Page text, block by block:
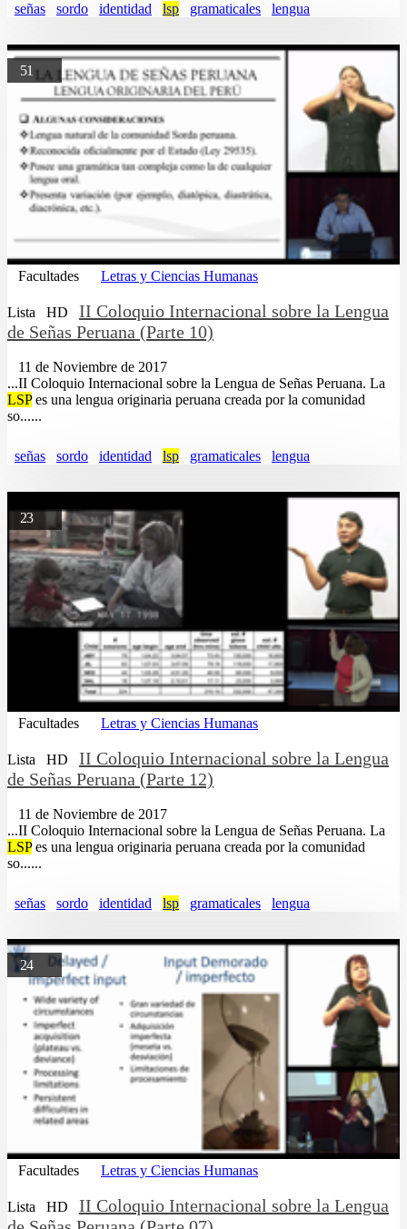
señas sordo identidad lsp gramaticales lengua
51
Facultades Letras y Ciencias Humanas
Lista HD
II Coloquio Internacional sobre la Lengua
de Señas Peruana (Parte 10)
11 de Noviembre de 2017
...II Coloquio Internacional sobre la Lengua de Señas Peruana. La
LSPes una lengua originaria peruana creada por la comunidad
so......
señas sordo identidad lsp gramaticales lengua
23
Facultades Letras y Ciencias Humanas
Lista HD
II Coloquio Internacional sobre la Lengua
de Señas Peruana (Parte 12)
11 de Noviembre de 2017
...II Coloquio Internacional sobre la Lengua de Señas Peruana. La
LSPes una lengua originaria peruana creada por la comunidad
so......
señas sordo identidad lsp gramaticales lengua
24
Facultades Letras y Ciencias Humanas
Lista HD
II Coloquio Internacional sobre la Lengua